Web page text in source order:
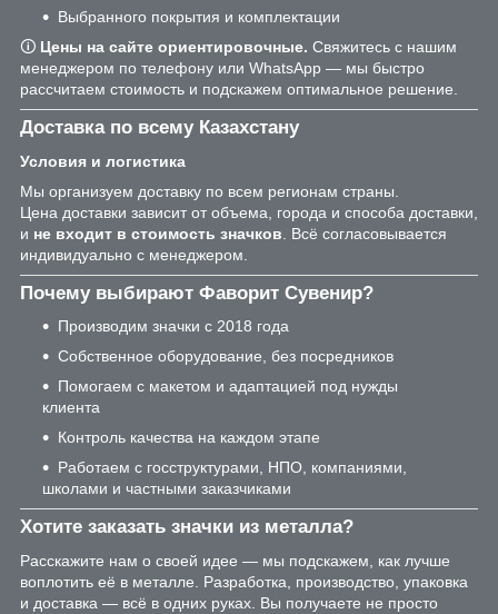
Выбранного покрытия и комплектации
🛈 Цены на сайте ориентировочные. Свяжитесь с нашим
менеджером по телефону или WhatsApp — мы быстро
рассчитаем стоимость и подскажем оптимальное решение.
Доставка по всему Казахстану
Условия и логистика
Мы организуем доставку по всем регионам страны.
Цена доставки зависит от объема, города и способа доставки,
и не входит в стоимость значков . Всё согласовывается
индивидуально с менеджером.
Почему выбирают Фаворит Сувенир?
Производим значки с 2018 года
Собственное оборудование, без посредников
Помогаем с макетом и адаптацией под нужды
клиента
Контроль качества на каждом этапе
Работаем с госструктурами, НПО, компаниями,
школами и частными заказчиками
Хотите заказать значки из металла?
Расскажите нам о своей идее — мы подскажем, как лучше
воплотить её в металле. Разработка, производство, упаковка
и доставка — всё в одних руках. Вы получаете не просто